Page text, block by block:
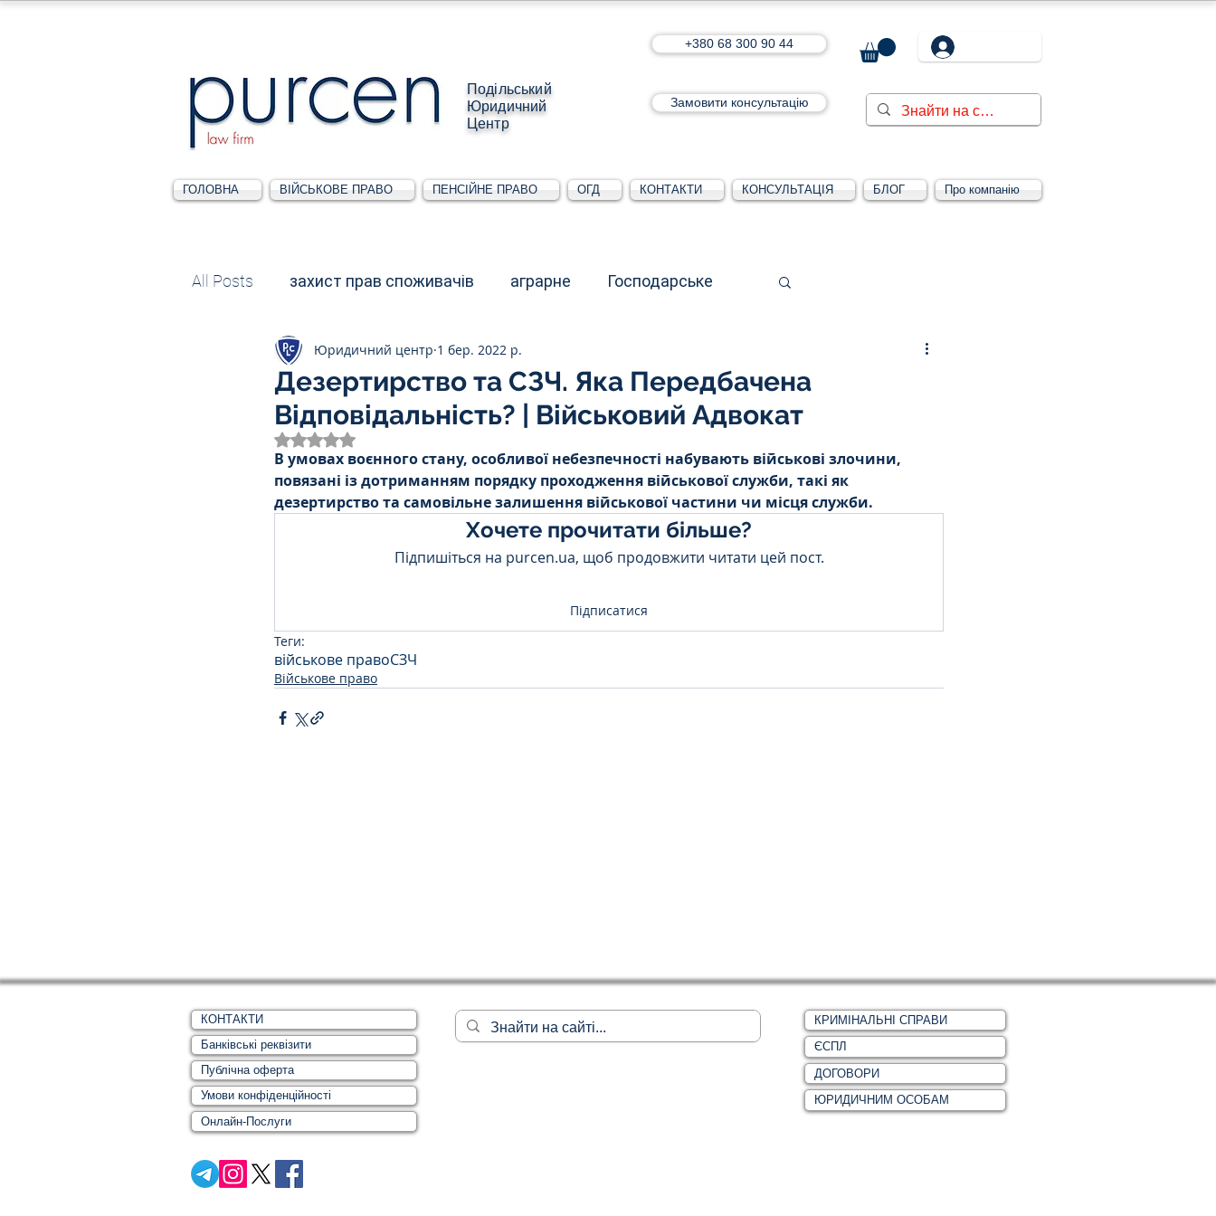
Подільський
Юридичний
Центр
+380 68 300 90 44
Замовити консультацію
ГОЛОВНА ВІЙСЬКОВЕ ПРАВО ПЕНСІЙНЕ ПРАВО ОГД КОНТАКТИ КОНСУЛЬТАЦІЯ БЛОГ Про компанію
All Posts захист прав споживачів аграрне Господарське
Податкове Адміністративне Для юридичних осіб
Трудове Земельне Інтелектуальна власність
Спортивне право Корупційне Адміністративі порушення
Поліцейському Житлове Призовнику
Міграційне
Декларування
Дезертирство та СЗЧ. Яка Передбачена
Відповідальність? | Військовий Адвокат
Юридичний центр 1 бер. 2022 р.
Оцінка: NaN з 5 зірок.
В умовах воєнного стану, особливої небезпечності набувають військові злочини,
повязані із дотриманням порядку проходження військової служби, такі як
дезертирство та самовільне залишення військової частини чи місця служби.
Хочете прочитати більше?
Підпишіться на purcen.ua, щоб продовжити читати цей пост.
Підписатися
Теги:
військове правоСЗЧ
Військове право
КОНТАКТИ
Банківські реквізити
Публічна оферта
Умови конфіденційності
Онлайн-Послуги
КРИМІНАЛЬНІ СПРАВИ
ЄСПЛ
ДОГОВОРИ
ЮРИДИЧНИМ ОСОБАМ